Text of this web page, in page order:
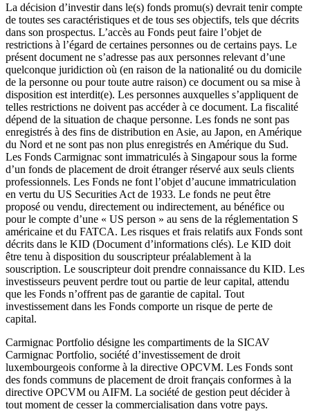
La décision d’investir dans le(s) fonds promu(s) devrait tenir compte
de toutes ses caractéristiques et de tous ses objectifs, tels que décrits
dans son prospectus. L’accès au Fonds peut faire l’objet de
restrictions à l’égard de certaines personnes ou de certains pays. Le
présent document ne s’adresse pas aux personnes relevant d’une
quelconque juridiction où (en raison de la nationalité ou du domicile
de la personne ou pour toute autre raison) ce document ou sa mise à
disposition est interdit(e). Les personnes auxquelles s’appliquent de
telles restrictions ne doivent pas accéder à ce document. La fiscalité
dépend de la situation de chaque personne. Les fonds ne sont pas
enregistrés à des fins de distribution en Asie, au Japon, en Amérique
du Nord et ne sont pas non plus enregistrés en Amérique du Sud.
Les Fonds Carmignac sont immatriculés à Singapour sous la forme
d’un fonds de placement de droit étranger réservé aux seuls clients
professionnels. Les Fonds ne font l’objet d’aucune immatriculation
en vertu du US Securities Act de 1933. Le fonds ne peut être
proposé ou vendu, directement ou indirectement, au bénéfice ou
pour le compte d’une « US person » au sens de la réglementation S
américaine et du FATCA. Les risques et frais relatifs aux Fonds sont
décrits dans le KID (Document d’informations clés). Le KID doit
être tenu à disposition du souscripteur préalablement à la
souscription. Le souscripteur doit prendre connaissance du KID. Les
investisseurs peuvent perdre tout ou partie de leur capital, attendu
que les Fonds n’offrent pas de garantie de capital. Tout
investissement dans les Fonds comporte un risque de perte de
capital.
Carmignac Portfolio désigne les compartiments de la SICAV
Carmignac Portfolio, société d’investissement de droit
luxembourgeois conforme à la directive OPCVM. Les Fonds sont
des fonds communs de placement de droit français conformes à la
directive OPCVM ou AIFM. La société de gestion peut décider à
tout moment de cesser la commercialisation dans votre pays.